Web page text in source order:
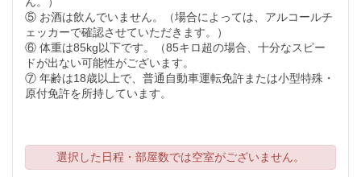
⑤ お酒は飲んでいません。（場合によっては、アルコールチ
ェッカーで確認させていただきます。）
⑥ 体重は85kg以下です。（85キロ超の場合、十分なスピー
ドが出ない可能性がございます。
⑦ 年齢は18歳以上で、普通自動車運転免許または小型特殊・
原付免許を所持しています。
選択した日程・部屋数では空室がございません。